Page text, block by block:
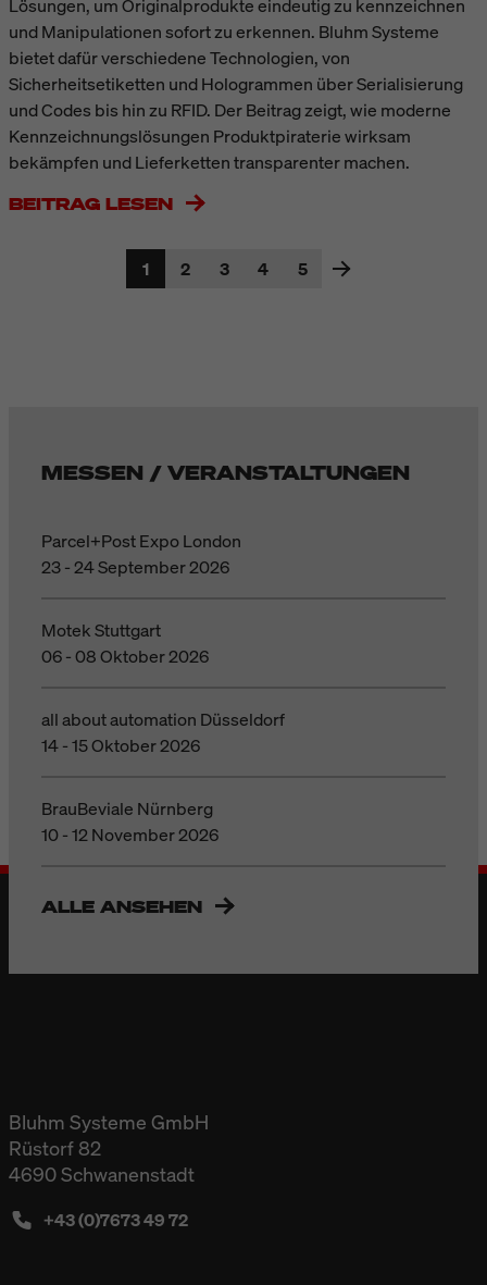
Lösungen, um Originalprodukte eindeutig zu kennzeichnen
und Manipulationen sofort zu erkennen. Bluhm Systeme
bietet dafür verschiedene Technologien, von
Sicherheitsetiketten und Hologrammen über Serialisierung
und Codes bis hin zu RFID. Der Beitrag zeigt, wie moderne
Kennzeichnungslösungen Produktpiraterie wirksam
bekämpfen und Lieferketten transparenter machen.
BEITRAG LESEN
1 2 3 4 5
MESSEN / VERANSTALTUNGEN
Parcel+Post Expo London
23 - 24 September 2026
Motek Stuttgart
06 - 08 Oktober 2026
all about automation Düsseldorf
14 - 15 Oktober 2026
BrauBeviale Nürnberg
10 - 12 November 2026
ALLE ANSEHEN
Bluhm Systeme GmbH
Rüstorf 82
4690 Schwanenstadt
+43 (0)7673 49 72